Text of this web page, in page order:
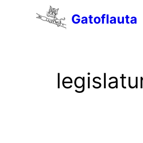
Gatoflauta